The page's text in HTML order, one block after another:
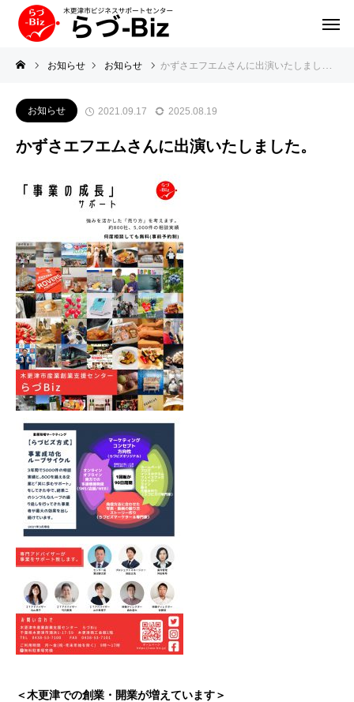
お知らせ お知らせ かずさエフエムさんに出演いたしました。
お知らせ 2021.09.17 2025.08.19
かずさエフエムさんに出演いたしました。
＜木更津での創業・開業が増えています＞